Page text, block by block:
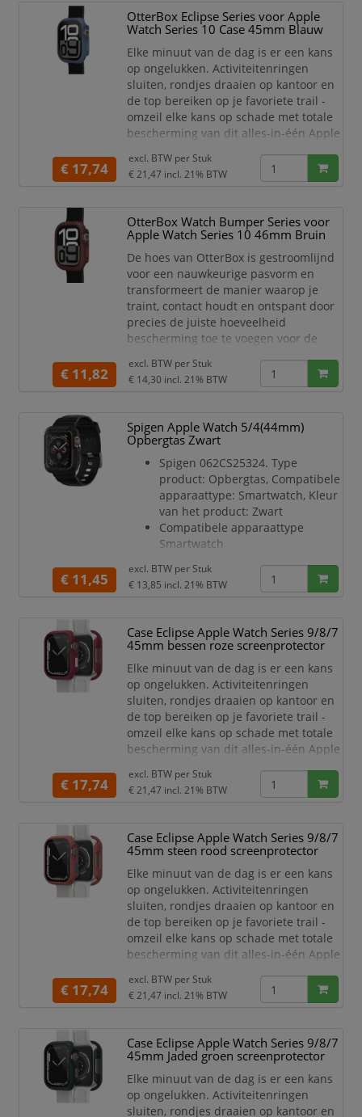
samenwerken om je horloge in
topconditie te houden. Met zijn
OtterBox Eclipse Series voor Apple
Watch Series 10 Case 45mm Blauw
Elke minuut van de dag is er een kans
op ongelukken. Activiteitenringen
sluiten, rondjes draaien op kantoor en
de top bereiken op je favoriete trail -
omzeil elke kans op schade met totale
bescherming van dit alles-in-één Apple
Eclipse Case voor Apple Watch
integreert een slanke stootrand met
samenwerken om je horloge in
topconditie te houden. Met zijn
precieze pasvorm en hog
€ 17,74
excl. BTW per Stuk
€ 21,47 incl. 21% BTW
OtterBox Watch Bumper Series voor
Apple Watch Series 10 46mm Bruin
De hoes van OtterBox is gestroomlijnd
voor een nauwkeurige pasvorm en
transformeert de manier waarop je
traint, contact houdt en ontspant door
precies de juiste hoeveelheid
bescherming toe te voegen voor de
bewegingsdoelen, mis nooit meer een
oproep of sms en maximaliseer elke
maken over het barsten van de display
van je Apple Watch. De gladde
bumperblokken van de OtterBo
€ 11,82
excl. BTW per Stuk
€ 14,30 incl. 21% BTW
Spigen Apple Watch 5/4(44mm)
Opbergtas Zwart
Spigen 062CS25324. Type
product: Opbergtas, Compatibele
apparaattype: Smartwatch, Kleur
van het product: Zwart
Compatibele apparaattype
Smartwatch
Kleur van het product Zwart
Merkcompatibiliteit Apple
polyurethaan (TPU)
Veiligheidsfunties Krasbestendig,
Gesp kleur Grijs
Compatibiliteit Apple Watch
Series 4 (44mm)
€ 11,45
excl. BTW per Stuk
€ 13,85 incl. 21% BTW
Case Eclipse Apple Watch Series 9/8/7
45mm bessen roze screenprotector
Elke minuut van de dag is er een kans
op ongelukken. Activiteitenringen
sluiten, rondjes draaien op kantoor en
de top bereiken op je favoriete trail -
omzeil elke kans op schade met totale
bescherming van dit alles-in-één Apple
Eclipse Case voor Apple Watch
integreert een slanke stootrand met
samenwerken om je horloge in
topconditie te houden. Met zijn
€ 17,74
excl. BTW per Stuk
€ 21,47 incl. 21% BTW
Case Eclipse Apple Watch Series 9/8/7
45mm steen rood screenprotector
Elke minuut van de dag is er een kans
op ongelukken. Activiteitenringen
sluiten, rondjes draaien op kantoor en
de top bereiken op je favoriete trail -
omzeil elke kans op schade met totale
bescherming van dit alles-in-één Apple
Eclipse Case voor Apple Watch
integreert een slanke stootrand met
samenwerken om je horloge in
topconditie te houden. Met zijn
precieze pasvorm en hog
€ 17,74
excl. BTW per Stuk
€ 21,47 incl. 21% BTW
Case Eclipse Apple Watch Series 9/8/7
45mm Jaded groen screenprotector
Elke minuut van de dag is er een kans
op ongelukken. Activiteitenringen
sluiten, rondjes draaien op kantoor en